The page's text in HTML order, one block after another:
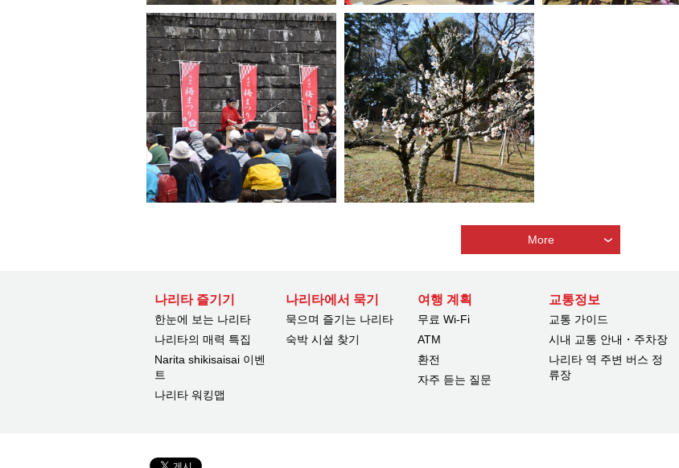
More
나리타 즐기기
한눈에 보는 나리타
나리타의 매력 특집
Narita shikisaisai 이벤
트
나리타 워킹맵
나리타에서 묵기
묵으며 즐기는 나리타
숙박 시설 찾기
여행 계획
무료 Wi-Fi
ATM
환전
자주 듣는 질문
교통정보
교통 가이드
시내 교통 안내・주차장
나리타 역 주변 버스 정
류장